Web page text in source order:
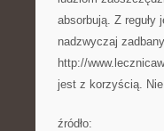
absorbują. Z
nadzwyczaj
http://
jest z korzyścią.
źródło: